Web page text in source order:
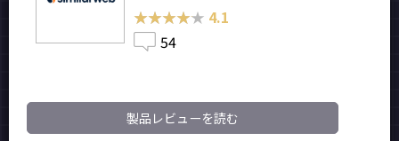
★★★★★
★★★★★ 4.1
54
製品レビューを読む